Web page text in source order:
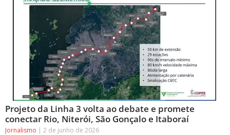
Projeto da Linha 3 volta ao debate e promete
conectar Rio, Niterói, São Gonçalo e Itaboraí
Jornalismo 2 de junho de 2026